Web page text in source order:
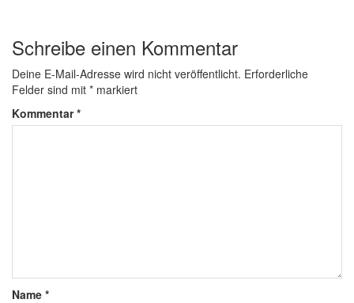
Schreibe einen Kommentar
Deine E-Mail-Adresse wird nicht veröffentlicht. Erforderliche
Felder sind mit * markiert
Kommentar*
Name *